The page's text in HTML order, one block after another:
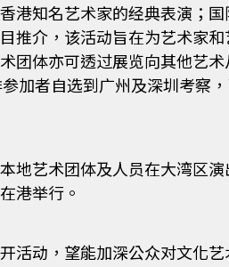
港知名艺术家的经典表演；
推介，该活动旨在为艺术家
团体亦可透过展览向其他艺
加者自选到广州及深圳考察
地艺术团体及人员在大湾区
港举行。
活动，望能加深公众对文化